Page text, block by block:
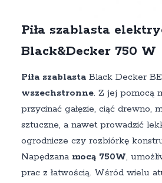
Piła szablasta
Black&Decker 750 W
Piła szablastaBlack Decker
wszechstronne. Z jej pomocą
przycinać gałęzie, ciąć drewno,
sztuczne, a nawet prowadzić
ogrodnicze czy rozbiórkę
Napędzana mocą 750W,
prac z łatwością. Wśród wielu